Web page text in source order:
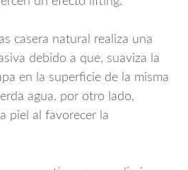
casera natural realiza una
debido a que, suaviza la
en la superficie de la misma
agua, por otro lado,
piel al favorecer la